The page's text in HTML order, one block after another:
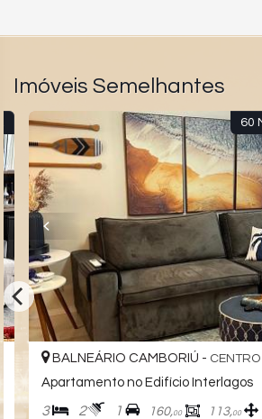
Imóveis Semelhantes
60
BALNEÁRIO CAMBORIÚ - CENTRO
Apartamento no Edifício Interlagos
3 2 1 160,00 113,00